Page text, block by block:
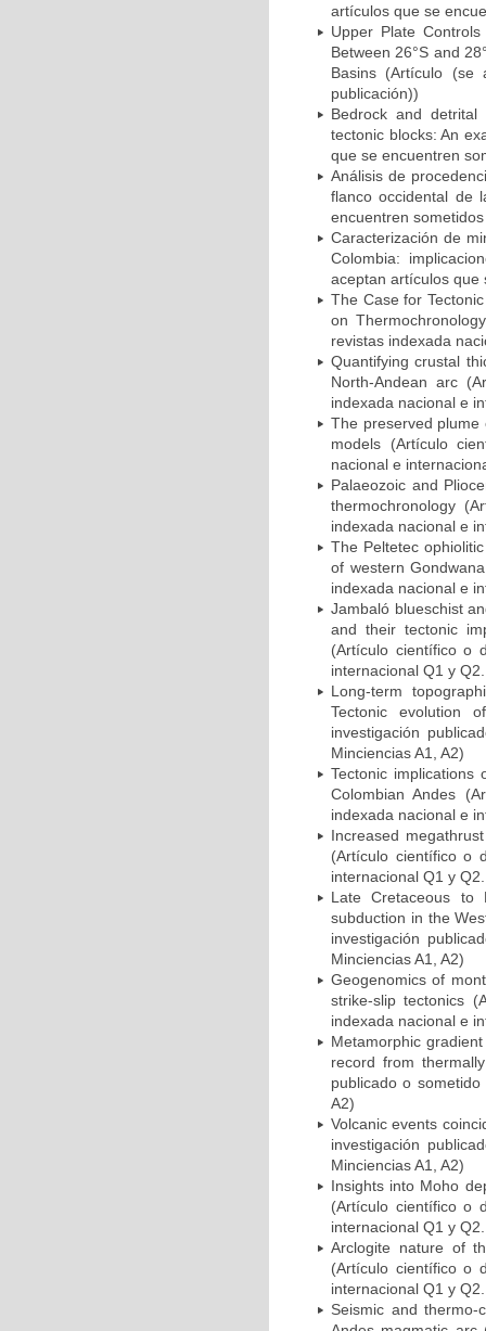
artículos que se
Upper Plate
Between 26°S and
Basins (Artículo (se
publicación))
Bedrock and detrital
tectonic blocks: An
que se encuentren
Análisis de
flanco occidental de
encuentren
Caracterización de
Colombia:
aceptan artículos que
The Case for
on
revistas indexada
Quantifying crustal
North-Andean arc
indexada nacional e
The preserved plume
models (Artículo
nacional e
Palaeozoic and
thermochronology
indexada nacional e
The Peltetec
of western
indexada nacional e
Jambaló blueschist
and their tectonic
(Artículo científico o
internacional Q1 y
Long-term
Tectonic evolution
investigación
Minciencias A1, A2)
Tectonic implications
Colombian Andes
indexada nacional e
Increased
(Artículo científico o
internacional Q1 y
Late Cretaceous to
subduction in the
investigación
Minciencias A1, A2)
Geogenomics of
strike-slip tectonics
indexada nacional e
Metamorphic
record from
publicado o
A2)
Volcanic events
investigación
Minciencias A1, A2)
Insights into Moho
(Artículo científico o
internacional Q1 y
Arclogite nature of
(Artículo científico o
internacional Q1 y
Seismic and